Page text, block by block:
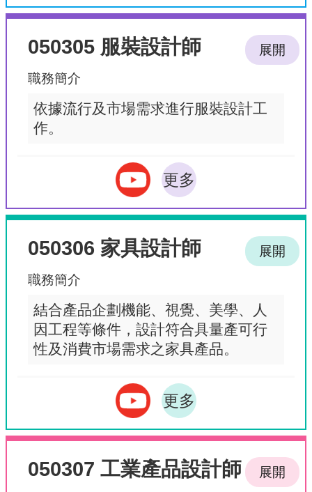
050305 服裝設計師
職務簡介
依據流行及市場需求進行服裝設計工
作。
更多
展開
050306 家具設計師
職務簡介
結合產品企劃機能、視覺、美學、人
因工程等條件，設計符合具量產可行
性及消費市場需求之家具產品。
更多
展開
050307 工業產品設計師 展開